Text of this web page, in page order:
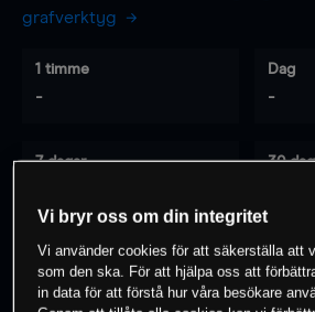
grafverktyg
1 timme
-
Dag
-
7 dagar 30
0% av kunderna har en
Vi bryr oss om din integritet
Vi använder cookies för att säkerställa att
som den ska. För att hjälpa oss att
in data för att förstå hur våra besökare